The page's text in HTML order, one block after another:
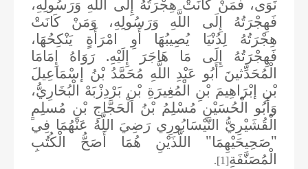
فَهِجْرَتُهُ إِلَى اللَّهِ وَرَسُولِهِ، وَمَنْ كَانَتْ
هِجْرَتُهُ لِدُنْيَا يُصِيبُهَا أَوِ امْرَأَةٍ يَنْكِحُهَا،
فَهِجْرَتُهُ إِلَى مَا هَاجَرَ إِلَيْهِ. رَوَاهُ إِمَامَا
الْمُحَدِّثينَ أَبُو عَبْدِ اللَّهِ مُحَمَّدُ بْنُ إسْمَاعِيلَ
بْنِ إبْرَاهِيمَ بْنِ الْمُغِيرَةِ بْنِ بَرْدِزْبَهْ الْبُخَارِيُّ،
وَأَبُو الْحُسَيْنِ مُسْلِمُ بْنُ الْحَجَّاجِ بْنِ مُسلِمٍ
الْقُشَيْرِيُّ النَّيْسَابُورِي رَضِيَ اللَّهُ عَنْهُمَا فِي
"صَحِيحَيْهِمَا" اللَّذَيْنِ هُمَا أَصَحُّ الْكُتُبِ
الْمُصَنَّفَةِ
.[1]